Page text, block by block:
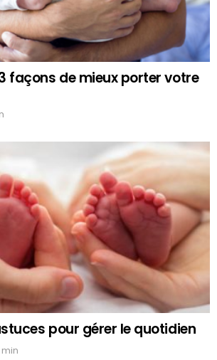
façons de mieux porter votre
pour gérer le quotidien